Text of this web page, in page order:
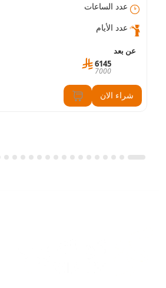
AWS
عدد الساعات
عدد الأيام
عن بعد
6145
7000
شراء الان